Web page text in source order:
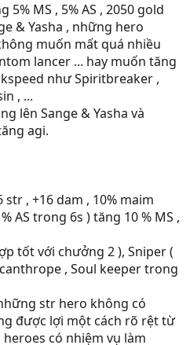
5% MS , 5% AS , 2050 gold
& Yasha , những hero
muốn mất quá nhiều
lancer ... hay muốn tăng
như Spiritbreaker ,
, ...
lên Sange & Yasha và
agi.
str , +16 dam , 10% maim
AS trong 6s ) tăng 10 % MS ,
tốt với chưởng 2 ), Sniper (
, Soul keeper trong
str hero không có
được lợi một cách rõ rệt từ
có nhiệm vụ làm